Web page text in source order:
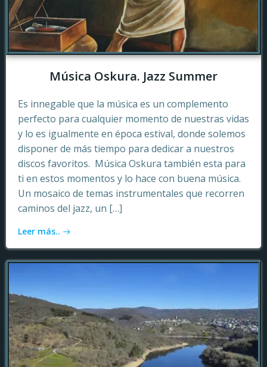
Música Oskura. Jazz Summer
Es innegable que la música es un complemento
perfecto para cualquier momento de nuestras vidas
y lo es igualmente en época estival, donde solemos
disponer de más tiempo para dedicar a nuestros
discos favoritos. Música Oskura también esta para
ti en estos momentos y lo hace con buena música.
Un mosaico de temas instrumentales que recorren
caminos del jazz, un […]
Leer más..